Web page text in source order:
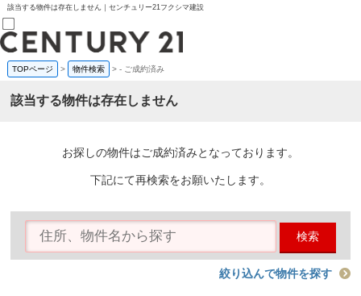
該当する物件は存在しません｜センチュリー21フクシマ建設
売買部
0120-800-844
賃貸部
会員メニュー
物件を探す
購入TOP
条件から探す
TOPページ > 物件検索 >- ご成約済み
該当する物件は存在しません
お探しの物件はご成約済みとなっております。
下記にて再検索をお願いたします。
検索
絞り込んで物件を探す